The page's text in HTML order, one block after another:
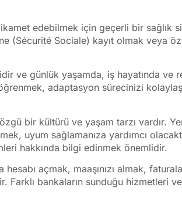
edebilmek için geçerli bir sağlık
(Sécurité Sociale) kayıt olmak veya
ve günlük yaşamda, iş hayatında ve
adaptasyon sürecinizi
özgü bir kültürü ve yaşam tarzı vardır.
uyum sağlamanıza yardımcı
hakkında bilgi edinmek önemlidir.
hesabı açmak, maaşınızı almak,
bankaların sunduğu hizmetleri ve